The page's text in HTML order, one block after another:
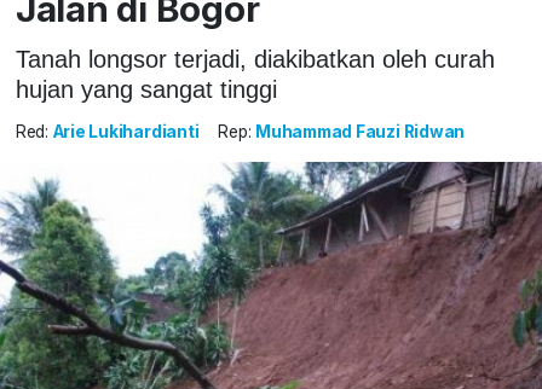
Tanah longsor terjadi, diakibatkan oleh curah
hujan yang sangat tinggi
Red: Arie Lukihardianti Rep: Muhammad Fauzi Ridwan